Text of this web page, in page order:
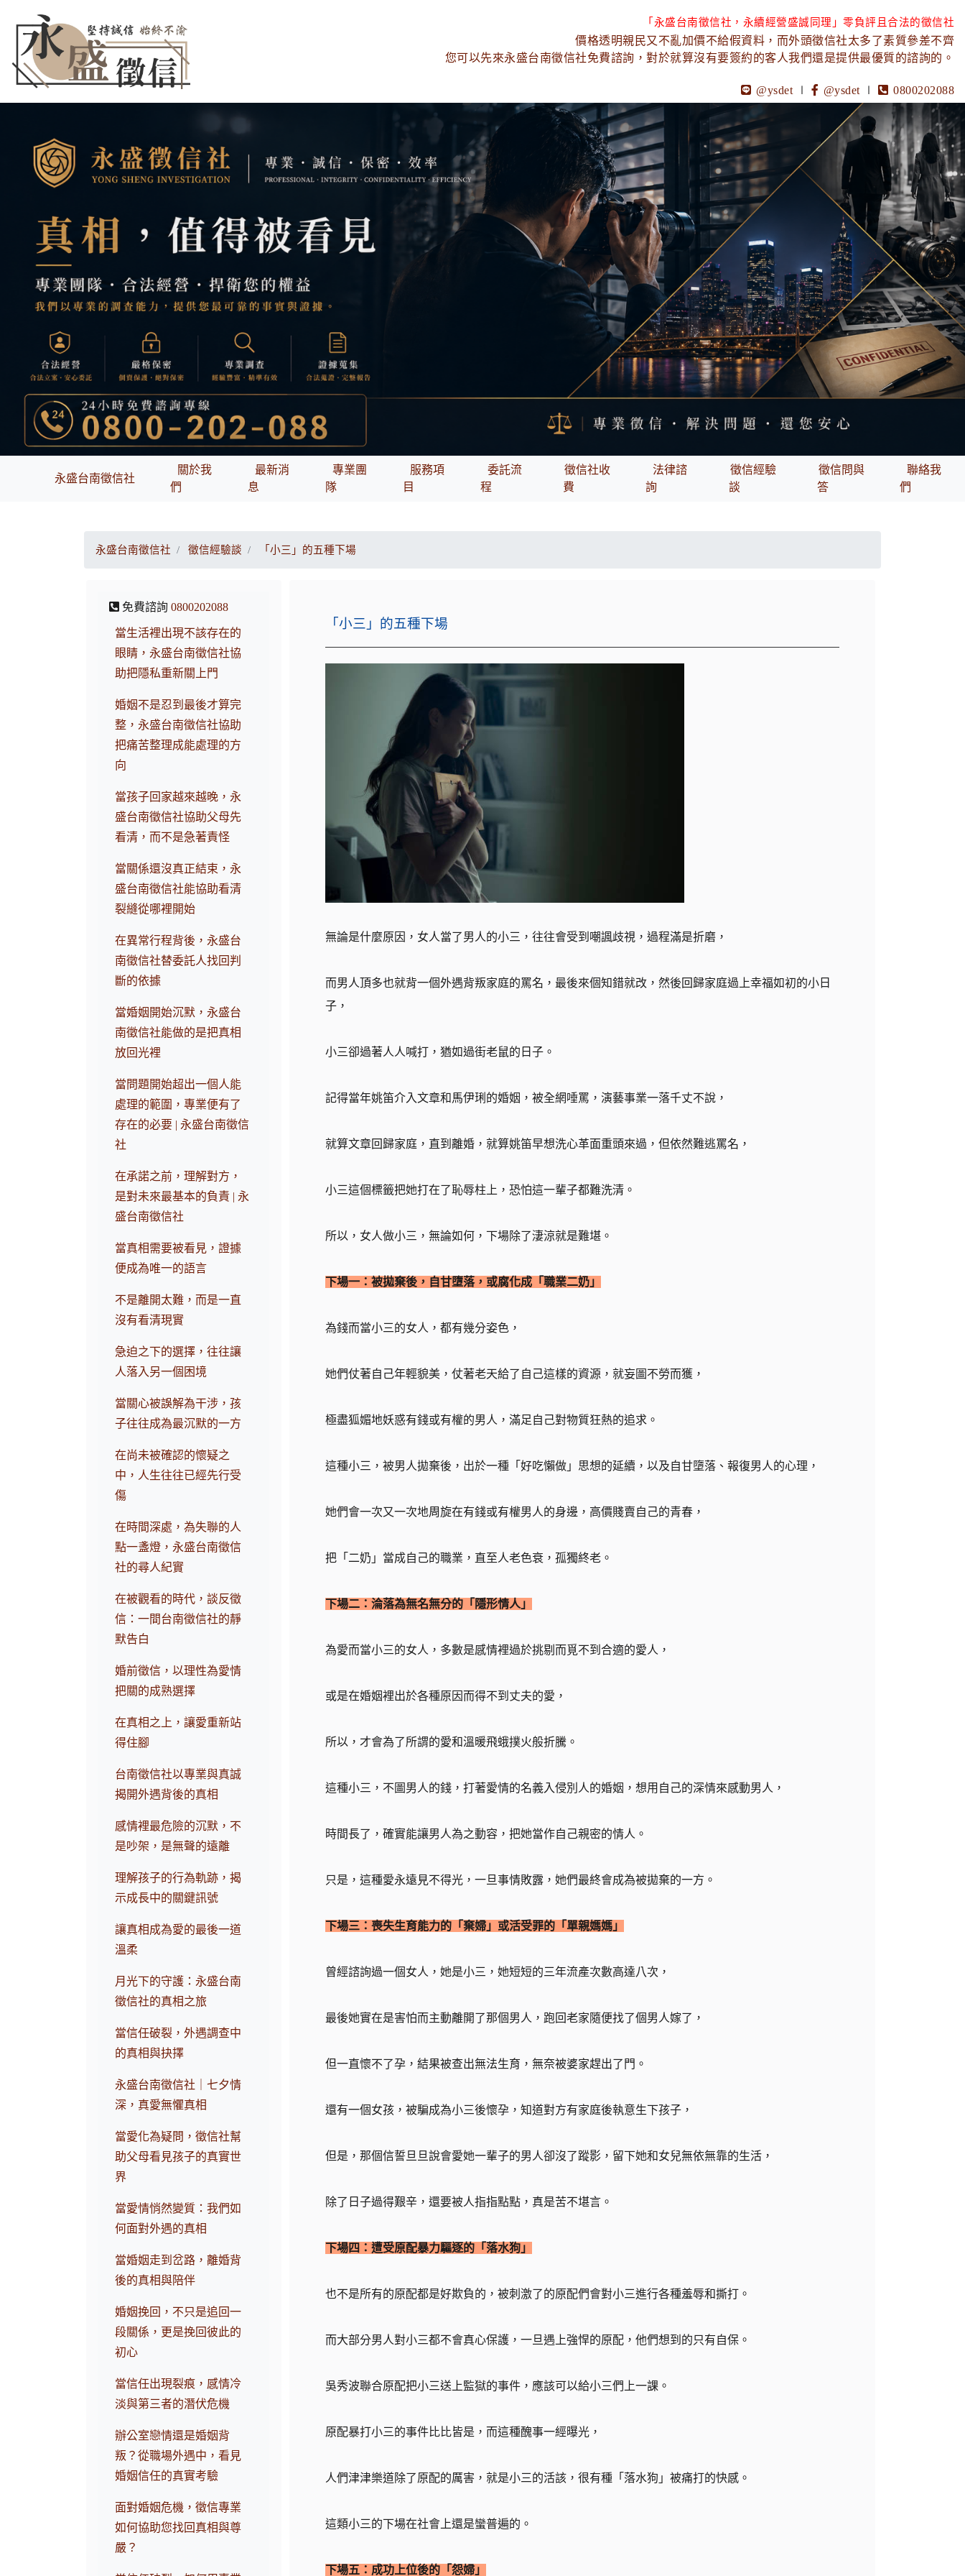
「永盛台南徵信社，永續經營盛誠同理」零負評且合法的徵信社
價格透明親民又不亂加價不給假資料，而外頭徵信社太多了素質參差不齊
您可以先來永盛台南徵信社免費諮詢，對於就算沒有要簽約的客人我們還是提供最優質的諮詢的。
@ysdet ∣ @ysdet ∣ 0800202088
永盛台南徵信社
關於我
們
最新消
息
專業團
隊
服務項
目
委託流
程
徵信社收
費
法律諮
詢
徵信經驗
談
徵信問與
答
聯絡我
們
永盛台南徵信社 徵信經驗談 「小三」的五種下場
免費諮詢 0800202088
當生活裡出現不該存在的
眼睛，永盛台南徵信社協
助把隱私重新關上門
婚姻不是忍到最後才算完
整，永盛台南徵信社協助
把痛苦整理成能處理的方
向
當孩子回家越來越晚，永
盛台南徵信社協助父母先
看清，而不是急著責怪
當關係還沒真正結束，永
盛台南徵信社能協助看清
裂縫從哪裡開始
在異常行程背後，永盛台
南徵信社替委託人找回判
斷的依據
當婚姻開始沉默，永盛台
南徵信社能做的是把真相
放回光裡
當問題開始超出一個人能
處理的範圍，專業便有了
存在的必要 | 永盛台南徵信
社
在承諾之前，理解對方，
是對未來最基本的負責 | 永
盛台南徵信社
當真相需要被看見，證據
便成為唯一的語言
不是離開太難，而是一直
沒有看清現實
急迫之下的選擇，往往讓
人落入另一個困境
當關心被誤解為干涉，孩
子往往成為最沉默的一方
在尚未被確認的懷疑之
中，人生往往已經先行受
傷
在時間深處，為失聯的人
點一盞燈，永盛台南徵信
社的尋人紀實
在被觀看的時代，談反徵
信：一間台南徵信社的靜
默告白
婚前徵信，以理性為愛情
把關的成熟選擇
在真相之上，讓愛重新站
得住腳
台南徵信社以專業與真誠
揭開外遇背後的真相
感情裡最危險的沉默，不
是吵架，是無聲的遠離
理解孩子的行為軌跡，揭
示成長中的關鍵訊號
讓真相成為愛的最後一道
溫柔
月光下的守護：永盛台南
徵信社的真相之旅
當信任破裂，外遇調查中
的真相與抉擇
永盛台南徵信社｜七夕情
深，真愛無懼真相
當愛化為疑問，徵信社幫
助父母看見孩子的真實世
界
當愛情悄然變質：我們如
何面對外遇的真相
當婚姻走到岔路，離婚背
後的真相與陪伴
婚姻挽回，不只是追回一
段關係，更是挽回彼此的
初心
當信任出現裂痕，感情冷
淡與第三者的潛伏危機
辦公室戀情還是婚姻背
叛？從職場外遇中，看見
婚姻信任的真實考驗
面對婚姻危機，徵信專業
如何協助您找回真相與尊
嚴？
「小三」的五種下場
無論是什麼原因，女人當了男人的小三，往往會受到嘲諷歧視，過程滿是折磨，
而男人頂多也就背一個外遇背叛家庭的罵名，最後來個知錯就改，然後回歸家庭過上幸福如初的小日
子，
小三卻過著人人喊打，猶如過街老鼠的日子。
記得當年姚笛介入文章和馬伊琍的婚姻，被全網唾罵，演藝事業一落千丈不說，
就算文章回歸家庭，直到離婚，就算姚笛早想洗心革面重頭來過，但依然難逃罵名，
小三這個標籤把她打在了恥辱柱上，恐怕這一輩子都難洗清。
所以，女人做小三，無論如何，下場除了淒涼就是難堪。
下場一：被拋棄後，自甘墮落，或腐化成「職業二奶」
為錢而當小三的女人，都有幾分姿色，
她們仗著自己年輕貌美，仗著老天給了自己這樣的資源，就妄圖不勞而獲，
極盡狐媚地妖惑有錢或有權的男人，滿足自己對物質狂熱的追求。
這種小三，被男人拋棄後，出於一種「好吃懶做」思想的延續，以及自甘墮落、報復男人的心理，
她們會一次又一次地周旋在有錢或有權男人的身邊，高價賤賣自己的青春，
把「二奶」當成自己的職業，直至人老色衰，孤獨終老。
下場二：淪落為無名無分的「隱形情人」
為愛而當小三的女人，多數是感情裡過於挑剔而覓不到合適的愛人，
或是在婚姻裡出於各種原因而得不到丈夫的愛，
所以，才會為了所謂的愛和溫暖飛蛾撲火般折騰。
這種小三，不圖男人的錢，打著愛情的名義入侵別人的婚姻，想用自己的深情來感動男人，
時間長了，確實能讓男人為之動容，把她當作自己親密的情人。
只是，這種愛永遠見不得光，一旦事情敗露，她們最終會成為被拋棄的一方。
下場三：喪失生育能力的「棄婦」或活受罪的「單親媽媽」
曾經諮詢過一個女人，她是小三，她短短的三年流產次數高達八次，
最後她實在是害怕而主動離開了那個男人，跑回老家隨便找了個男人嫁了，
但一直懷不了孕，結果被查出無法生育，無奈被婆家趕出了門。
還有一個女孩，被騙成為小三後懷孕，知道對方有家庭後執意生下孩子，
但是，那個信誓旦旦說會愛她一輩子的男人卻沒了蹤影，留下她和女兒無依無靠的生活，
除了日子過得艱辛，還要被人指指點點，真是苦不堪言。
下場四：遭受原配暴力驅逐的「落水狗」
也不是所有的原配都是好欺負的，被刺激了的原配們會對小三進行各種羞辱和撕打。
而大部分男人對小三都不會真心保護，一旦遇上強悍的原配，他們想到的只有自保。
吳秀波聯合原配把小三送上監獄的事件，應該可以給小三們上一課。
原配暴打小三的事件比比皆是，而這種醜事一經曝光，
人們津津樂道除了原配的厲害，就是小三的活該，很有種「落水狗」被痛打的快感。
這類小三的下場在社會上還是蠻普遍的。
下場五：成功上位後的「怨婦」